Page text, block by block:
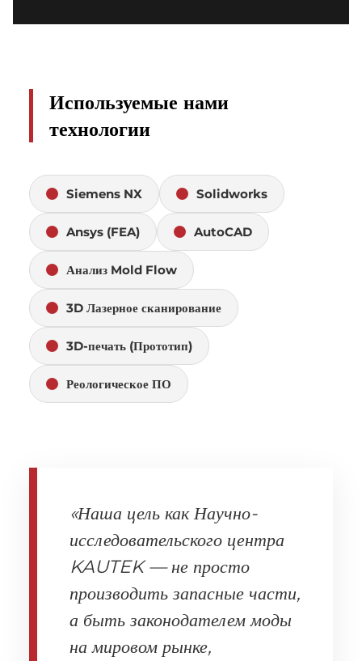
Используемые нами
технологии
Siemens NX Solidworks
Ansys (FEA) AutoCAD
Анализ Mold Flow
3D Лазерное сканирование
3D-печать (Прототип)
Реологическое ПО
«Наша цель как Научно-
исследовательского центра
KAUTEK — не просто
производить запасные части,
а быть законодателем моды
на мировом рынке,